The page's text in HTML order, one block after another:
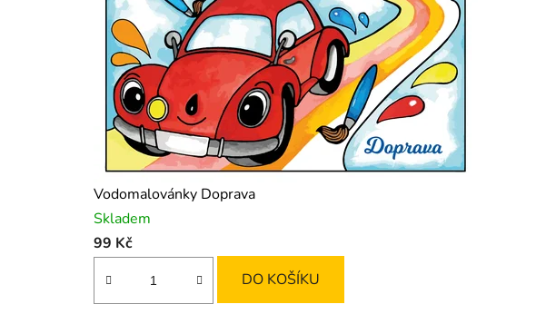
Vodomalovánky Doprava
Skladem
99 Kč
DO KOŠÍKU